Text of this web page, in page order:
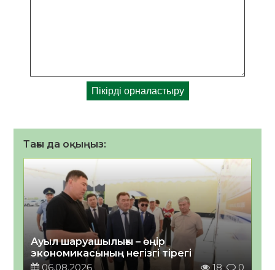
Тағы да оқыңыз:
Ауыл шаруашылығы – өңір
экономикасының негізгі тірегі
06.08.2026
18 0